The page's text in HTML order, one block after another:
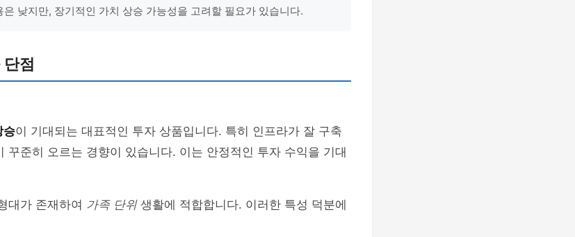
낮지만, 장기적인 가치 상승 가능성을 고려할 필요가 있습니다.
점
승이 기대되는 대표적인 투자 상품입니다. 특히 인프라가 잘 구축
꾸준히 오르는 경향이 있습니다. 이는 안정적인 투자 수익을 기대
대가 존재하여 가족 단위생활에 적합합니다. 이러한 특성 덕분에